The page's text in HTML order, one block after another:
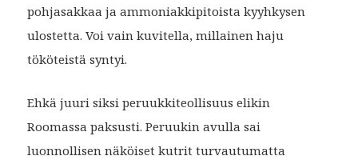
pohjasakkaa ja ammoniakkipitoista kyyhkysen
ulostetta. Voi vain kuvitella, millainen haju
tököteistä syntyi.
Ehkä juuri siksi peruukkiteollisuus elikin
Roomassa paksusti. Peruukin avulla sai
luonnollisen näköiset kutrit turvautumatta